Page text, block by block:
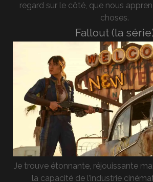
regard sur le côté, que nous
choses.
Fallout (la
Je trouve étonnante, réjouissante
la capacité de l’industrie